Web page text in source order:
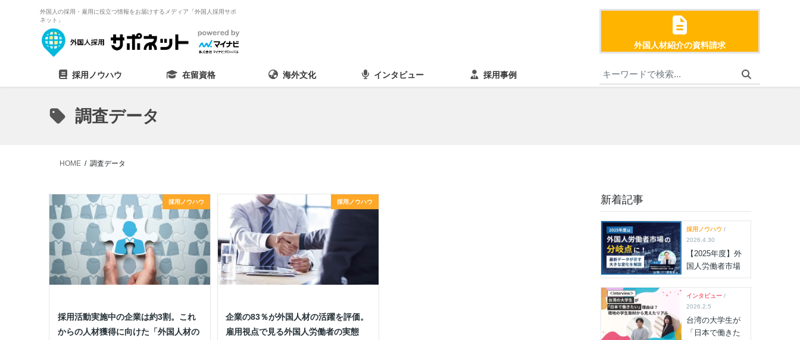
外国人の採用・雇用に役立つ情報をお届けするメディア「外国人採用サポ
ネット」
外国人材紹介の資料請求
採用ノウハウ 在留資格 海外文化 インタビュー 採用事例
調査データ
HOME 調査データ
採用ノウハウ
採用活動実施中の企業は約3割。これ
からの人材獲得に向けた「外国人材の
採用ノウハウ
企業の83％が外国人材の活躍を評価。
雇用視点で見る外国人労働者の実態
新着記事
採用ノウハウ /
2026.4.30
【2025年度】外
国人労働者市場
の“分岐点”に！雇
用状況最新デー
タが示す大きな
変化を解説
インタビュー /
2026.2.5
台湾の大学生が
「日本で働きた